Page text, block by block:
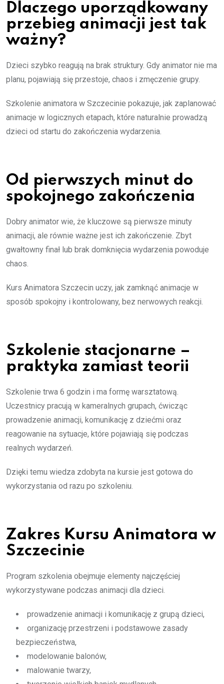
Dlaczego uporządkowany
przebieg animacji jest tak
ważny?
Dzieci szybko reagują na brak struktury. Gdy animator nie ma
planu, pojawiają się przestoje, chaos i zmęczenie grupy.
Szkolenie animatora w Szczecinie pokazuje, jak zaplanować
animacje w logicznych etapach, które naturalnie prowadzą
dzieci od startu do zakończenia wydarzenia.
Od pierwszych minut do
spokojnego zakończenia
Dobry animator wie, że kluczowe są pierwsze minuty
animacji, ale równie ważne jest ich zakończenie. Zbyt
gwałtowny finał lub brak domknięcia wydarzenia powoduje
chaos.
Kurs Animatora Szczecin uczy, jak zamknąć animacje w
sposób spokojny i kontrolowany, bez nerwowych reakcji.
Szkolenie stacjonarne –
praktyka zamiast teorii
Szkolenie trwa 6 godzin i ma formę warsztatową.
Uczestnicy pracują w kameralnych grupach, ćwicząc
prowadzenie animacji, komunikację z dziećmi oraz
reagowanie na sytuacje, które pojawiają się podczas
realnych wydarzeń.
Dzięki temu wiedza zdobyta na kursie jest gotowa do
wykorzystania od razu po szkoleniu.
Zakres Kursu Animatora w
Szczecinie
Program szkolenia obejmuje elementy najczęściej
wykorzystywane podczas animacji dla dzieci.
prowadzenie animacji i komunikację z grupą dzieci,
organizację przestrzeni i podstawowe zasady
bezpieczeństwa,
modelowanie balonów,
malowanie twarzy,